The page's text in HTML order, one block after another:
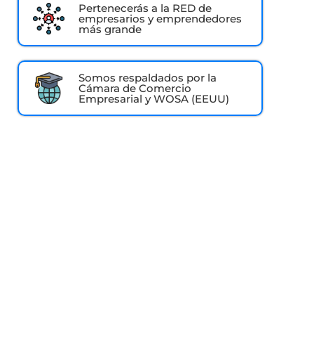
Pertenecerás a la RED de
empresarios y emprendedores
más grande
Somos respaldados por la
Cámara de Comercio
Empresarial y WOSA (EEUU)